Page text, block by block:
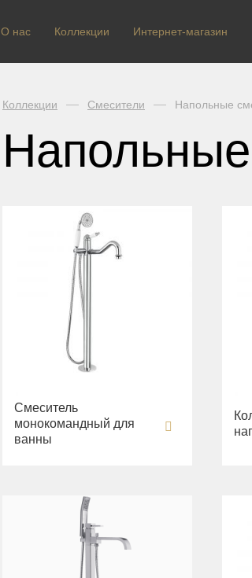
О нас Коллекции Интернет-магазин
Коллекции Смесители Напольные
Смеситель
монокомандный для
ванны